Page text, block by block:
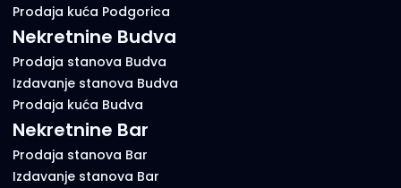
Prodaja kuća Podgorica
Nekretnine Budva
Prodaja stanova Budva
Izdavanje stanova Budva
Prodaja kuća Budva
Nekretnine Bar
Prodaja stanova Bar
Izdavanje stanova Bar